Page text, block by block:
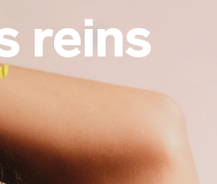
reins